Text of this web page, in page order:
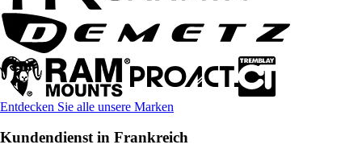
Entdecken Sie alle unsere Marken
Kundendienst in Frankreich